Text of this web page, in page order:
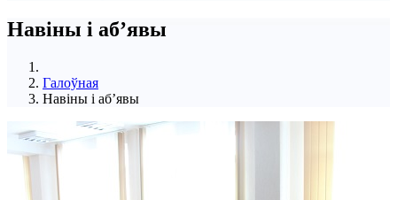
Навіны i аб’явы
Галоўная
Навіны i аб’явы